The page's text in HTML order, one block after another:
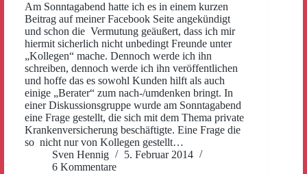
Am Sonntagabend hatte ich es in einem kurzen
Beitrag auf meiner Facebook Seite angekündigt
und schon die Vermutung geäußert, dass ich mir
hiermit sicherlich nicht unbedingt Freunde unter
„Kollegen“ mache. Dennoch werde ich ihn
schreiben, dennoch werde ich ihn veröffentlichen
und hoffe das es sowohl Kunden hilft als auch
einige „Berater“ zum nach-/umdenken bringt. In
einer Diskussionsgruppe wurde am Sonntagabend
eine Frage gestellt, die sich mit dem Thema private
Krankenversicherung beschäftigte. Eine Frage die
so nicht nur von Kollegen gestellt…
Sven Hennig
5. Februar 2014
6 Kommentare